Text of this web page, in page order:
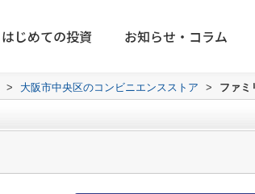
はじめての投資 お知らせ・コラム
> 大阪市中央区のコンビニエンスストア > ファ